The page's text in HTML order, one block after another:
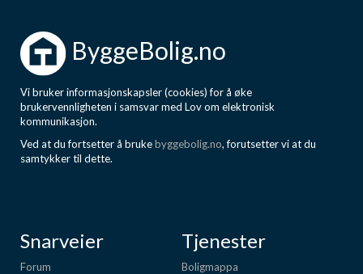
ByggeBolig.no
Vi bruker informasjonskapsler (cookies) for å øke
brukervennligheten i samsvar med Lov om elektronisk
kommunikasjon.
Ved at du fortsetter å brukebyggebolig.no, forutsetter vi at du
samtykker til dette.
Snarveier
Forum
Tjenester
Boligmappa